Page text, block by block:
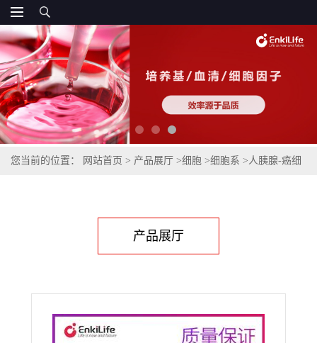
您当前的位置： 网站首页 > 产品展厅 >细胞 >细胞系 >人胰腺-癌细
产品展厅